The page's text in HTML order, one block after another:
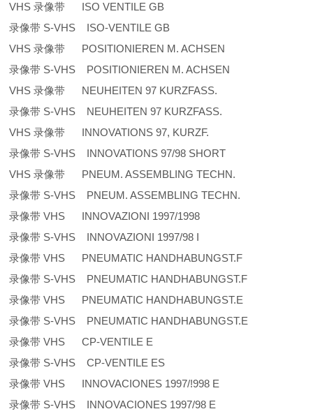
VHS 录像带 ISO VENTILE GB
录像带 S-VHS ISO-VENTILE GB
VHS 录像带 POSITIONIEREN M. ACHSEN
录像带 S-VHS POSITIONIEREN M. ACHSEN
VHS 录像带 NEUHEITEN 97 KURZFASS.
录像带 S-VHS NEUHEITEN 97 KURZFASS.
VHS 录像带 INNOVATIONS 97, KURZF.
录像带 S-VHS INNOVATIONS 97/98 SHORT
VHS 录像带 PNEUM. ASSEMBLING TECHN.
录像带 S-VHS PNEUM. ASSEMBLING TECHN.
录像带 VHS INNOVAZIONI 1997/1998
录像带 S-VHS INNOVAZIONI 1997/98 I
录像带 VHS PNEUMATIC HANDHABUNGST.F
录像带 S-VHS PNEUMATIC HANDHABUNGST.F
录像带 VHS PNEUMATIC HANDHABUNGST.E
录像带 S-VHS PNEUMATIC HANDHABUNGST.E
录像带 VHS CP-VENTILE E
录像带 S-VHS CP-VENTILE ES
录像带 VHS INNOVACIONES 1997/!998 E
录像带 S-VHS INNOVACIONES 1997/98 E